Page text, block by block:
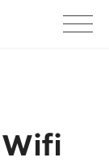
Wifi